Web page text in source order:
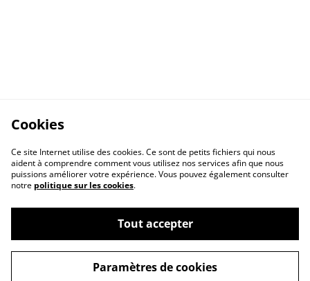
A propos
Buy me a coffee
Politique de cookies
Cookies
Ce site Internet utilise des cookies. Ce sont de petits fichiers qui nous
aident à comprendre comment vous utilisez nos services afin que nous
puissions améliorer votre expérience. Vous pouvez également consulter
notre politique sur les cookies.
Tout accepter
Paramètres de cookies